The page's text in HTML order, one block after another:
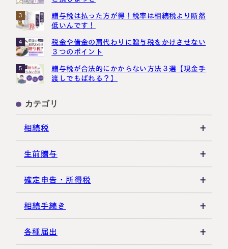
3
贈与税は払った方が得！税率は相続税より断然
低いんです！
4
税金や借金の肩代わりに贈与税をかけさせない
３つのポイント
5
贈与税が合法的にかからない方法３選【現金手
渡しでもばれる？】
カテゴリ
相続税
相続税の基礎知識
税務調査・申告実務
各種控除・特例
生前贈与
贈与税の基礎知識
贈与の特例制度
生前贈与
確定申告・所得税
譲渡所得
その他所得税
相続手続き
遺言書
各種届出